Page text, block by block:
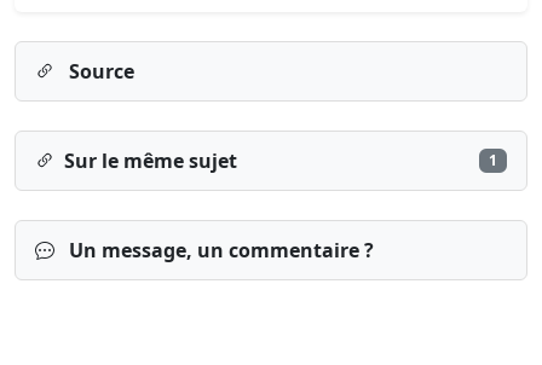
Source
Sur le même sujet 1
Un message, un commentaire ?